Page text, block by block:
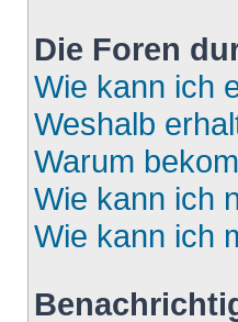
Die Foren
Wie kann ich
Weshalb
Warum
Wie kann ich
Wie kann ich